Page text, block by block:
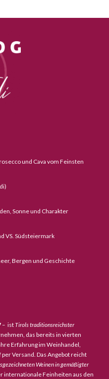
und Cava vom Feinsten
Sonne und Charakter
VS. Südsteiermark
Bergen und Geschichte
– istTirols traditionsreichster
das bereits in vierten
Erfahrung im Weinhandel,
Versand. Das Angebot reicht
Weinen in gemäßigter
internationale Feinheiten aus den